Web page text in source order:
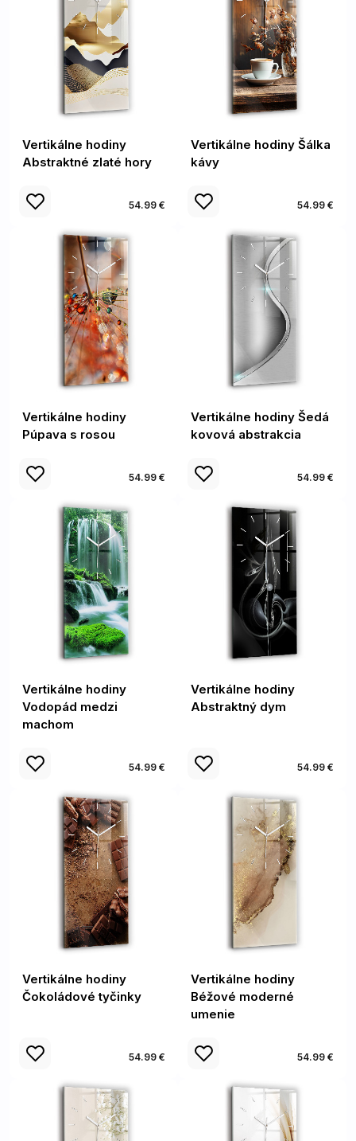
Vertikálne hodiny
Abstraktné zlaté hory
54.99 €
Vertikálne hodiny Šálka
kávy
54.99 €
Vertikálne hodiny
Púpava s rosou
54.99 €
Vertikálne hodiny Šedá
kovová abstrakcia
54.99 €
Vertikálne hodiny
Vodopád medzi
machom
54.99 €
Vertikálne hodiny
Abstraktný dym
54.99 €
Vertikálne hodiny
Čokoládové tyčinky
54.99 €
Vertikálne hodiny
Béžové moderné
umenie
54.99 €